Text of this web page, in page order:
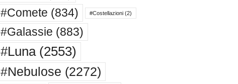
#Comete (834) #Costellazioni(2)
#Galassie (883)
#Luna(2553)
#Nebulose (2272)